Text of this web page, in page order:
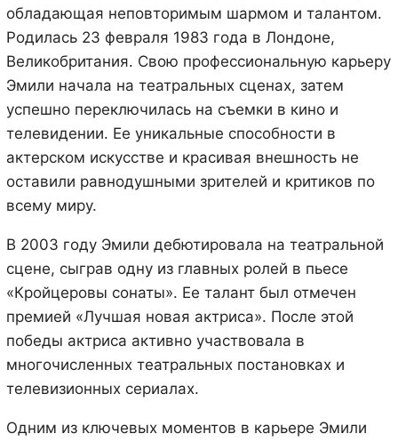
обладающая неповторимым шармом и талантом.
Родилась 23 февраля 1983 года в Лондоне,
Великобритания. Свою профессиональную карьеру
Эмили начала на театральных сценах, затем
успешно переключилась на съемки в кино и
телевидении. Ее уникальные способности в
актерском искусстве и красивая внешность не
оставили равнодушными зрителей и критиков по
всему миру.
В 2003 году Эмили дебютировала на театральной
сцене, сыграв одну из главных ролей в пьесе
«Кройцеровы сонаты». Ее талант был отмечен
премией «Лучшая новая актриса». После этой
победы актриса активно участвовала в
многочисленных театральных постановках и
телевизионных сериалах.
Одним из ключевых моментов в карьере Эмили